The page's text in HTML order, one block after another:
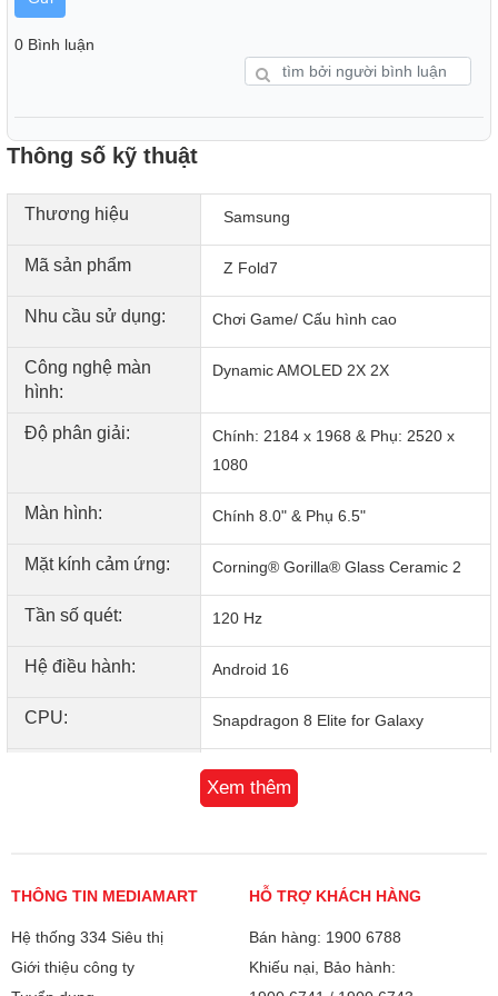
hơn trước nhưng vẫn bảo vệ tối ưu cho Galaxy Z Fold7 của
Lần đầu tiên trên điện thoại Gập Galaxy, kính Corning®
Gorilla® Glass Ceramic 2 được sử dụng để tăng độ đàn hồi
cùng với kính Corning® Gorilla® Glass Victus®
Ảnh đẹp đến từng chi tiết, nhờ camera 200 MP và công
0 Bình luận
Thông số kỹ thuật
Thương hiệu Samsung
Mã sản phẩm Z Fold7
Nhu cầu sử dụng: Chơi Game/ Cấu hình cao
Công nghệ màn
hình:
Dynamic AMOLED 2X 2X
Độ phân giải:
Chính: 2184 x 1968 & Phụ: 2520 x
1080
Màn hình: Chính 8.0" & Phụ 6.5"
Mặt kính cảm ứng: Corning® Gorilla® Glass Ceramic 2
Tần số quét: 120 Hz
Hệ điều hành: Android 16
CPU: Snapdragon 8 Elite for Galaxy
Adreno 750
Quay phim: 8K 30fps
Xem thêm
THÔNG TIN MEDIAMART
Hệ thống 334 Siêu thị
Giới thiệu công ty
HỖ TRỢ KHÁCH HÀNG
Bán hàng: 1900 6788
Khiếu nại, Bảo hành: